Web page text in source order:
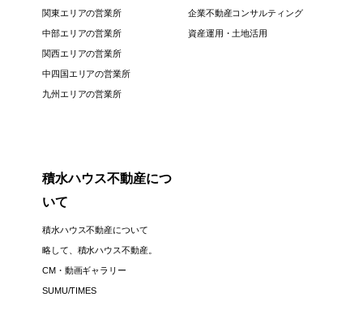
関東エリアの営業所
中部エリアの営業所
関西エリアの営業所
中四国エリアの営業所
九州エリアの営業所
企業不動産コンサルティング
資産運用・土地活用
積水ハウス不動産につ
いて
積水ハウス不動産について
略して、積水ハウス不動産。
CM・動画ギャラリー
SUMU/TIMES